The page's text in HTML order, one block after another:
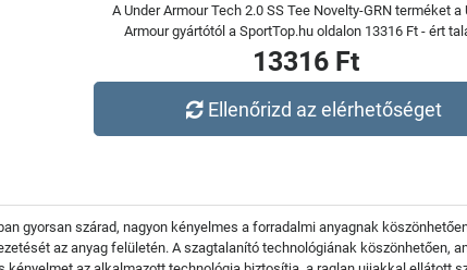
A Under Armour Tech 2.0 SS Tee Novelty-GRN terméket a
Armour gyártótól a SportTop.hu oldalon 13316 Ft - ért
13316 Ft
Ellenőrizd az elérhetőséget
gyorsan szárad, nagyon kényelmes a forradalmi anyagnak
az anyag felületén. A szagtalanító technológiának köszönhetően,